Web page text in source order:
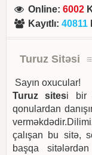
Online:6002
Kayıtlı:40811
Turuz Sitəsi
Sayın oxucular!
Turuz sitesi bir
qonulardan
çalışan bu sitə,
başqa